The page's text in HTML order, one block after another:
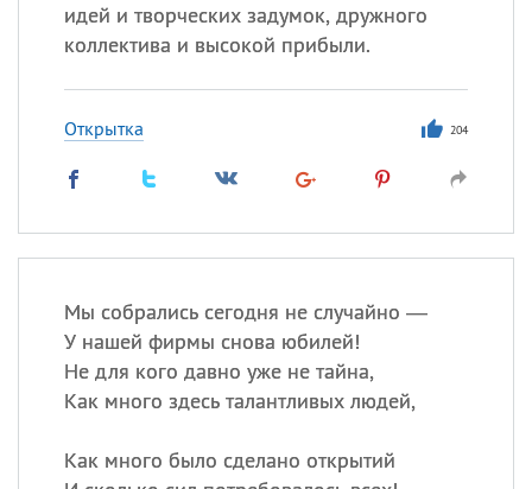
идей и творческих задумок, дружного
коллектива и высокой прибыли.
Открытка 204
Мы собрались сегодня не случайно —
У нашей фирмы снова юбилей!
Не для кого давно уже не тайна,
Как много здесь талантливых людей,
Как много было сделано открытий